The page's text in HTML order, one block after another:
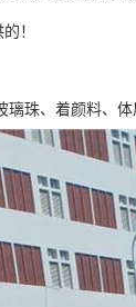
！
珠、着颜料、